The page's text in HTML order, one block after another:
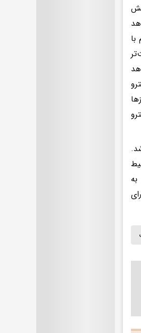
چه مترو
مترو